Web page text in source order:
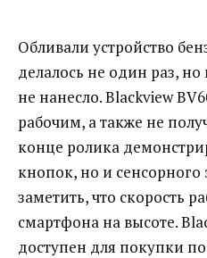
Обливали устройство
делалось не один раз,
не нанесло. Blackview
рабочим, а также не
конце ролика
кнопок, но и
заметить, что скорость
смартфона на высоте.
доступен для покупки